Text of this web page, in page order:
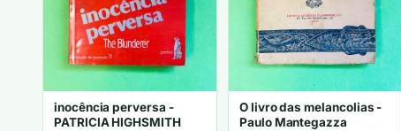
inocência perversa -
PATRICIA HIGHSMITH
O livro das melancolias -
Paulo Mantegazza